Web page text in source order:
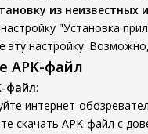
из неизвестных
"Установка
эту настройку.
APK-файл
файл:
интернет-
скачать APK-файл с